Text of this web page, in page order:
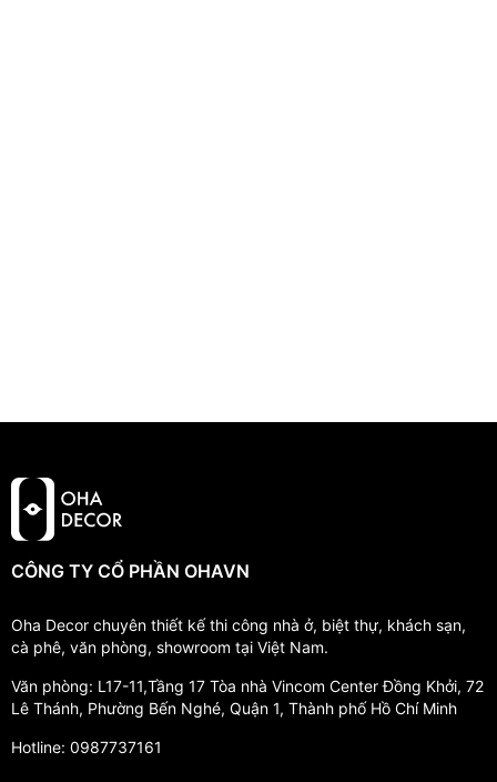
CÔNG TY CỔ PHẦN OHAVN
Oha Decor chuyên thiết kế thi công nhà ở, biệt thự, khách sạn,
cà phê, văn phòng, showroom tại Việt Nam.
Văn phòng: L17-11,Tầng 17 Tòa nhà Vincom Center Đồng Khởi, 72
Lê Thánh, Phường Bến Nghé, Quận 1, Thành phố Hồ Chí Minh
Hotline: 0987737161